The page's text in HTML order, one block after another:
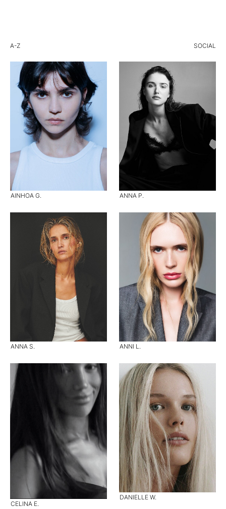
A-Z SOCIAL
AINHOA G. ANNA P.
ANNA S. ANNI L.
CELINA E.
DANIELLE W.